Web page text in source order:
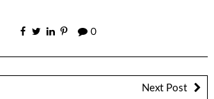
0
Next Post